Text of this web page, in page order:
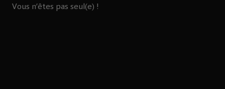
Vous n’êtes pas seul(e) !